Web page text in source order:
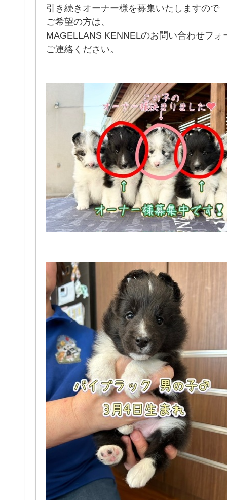
引き続きオーナー様を募集いたしますので
ご希望の方は、
MAGELLANS KENNELのお問い合わせフォ
ご連絡ください。